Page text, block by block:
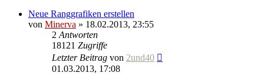
Neue Ranggrafiken erstellen
von Minerva » 18.02.2013, 23:55
2 Antworten
18121 Zugriffe
Letzter Beitrag von 2und40
01.03.2013, 17:08